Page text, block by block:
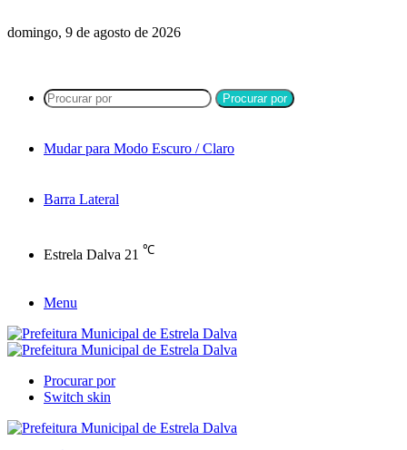
domingo, 9 de agosto de 2026
Procurar por
Mudar para Modo Escuro / Claro
Barra Lateral
Estrela Dalva 21 ℃
Menu
Procurar por
Switch skin